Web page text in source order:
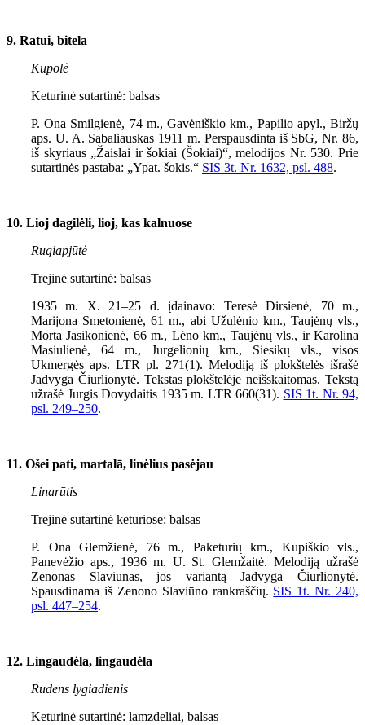
9. Ratui, bitela
Kupolė
Keturinė sutartinė: balsas
P. Ona Smilgienė, 74 m., Gavėniškio km., Papilio apyl., Biržų
aps. U. A. Sabaliauskas 1911 m. Perspausdinta iš SbG, Nr. 86,
iš skyriaus „Žaislai ir šokiai (Šokiai)“, melodijos Nr. 530. Prie
sutartinės pastaba: „Ypat. šokis.“ SIS 3t. Nr. 1632, psl. 488.
10. Lioj dagilėli, lioj, kas kalnuose
Rugiapjūtė
Trejinė sutartinė: balsas
1935 m. X. 21–25 d. įdainavo: Teresė Dirsienė, 70 m.,
Marijona Smetonienė, 61 m., abi Užulėnio km., Taujėnų vls.,
Morta Jasikonienė, 66 m., Lėno km., Taujėnų vls., ir Karolina
Masiulienė, 64 m., Jurgelionių km., Siesikų vls., visos
Ukmergės aps. LTR pl. 271(1). Melodiją iš plokštelės išrašė
Jadvyga Čiurlionytė. Tekstas plokštelėje neišskaitomas. Tekstą
užrašė Jurgis Dovydaitis 1935 m. LTR 660(31). SIS 1t. Nr. 94,
psl. 249–250.
11. Ošei pati, martalā, linėlius pasėjau
Linarūtis
Trejinė sutartinė keturiose: balsas
P. Ona Glemžienė, 76 m., Paketurių km., Kupiškio vls.,
Panevėžio aps., 1936 m. U. St. Glemžaitė. Melodiją užrašė
Zenonas Slaviūnas, jos variantą Jadvyga Čiurlionytė.
Spausdinama iš Zenono Slaviūno rankraščių. SIS 1t. Nr. 240,
psl. 447–254.
12. Lingaudėla, lingaudėla
Rudens lygiadienis
Keturinė sutartinė: lamzdeliai, balsas